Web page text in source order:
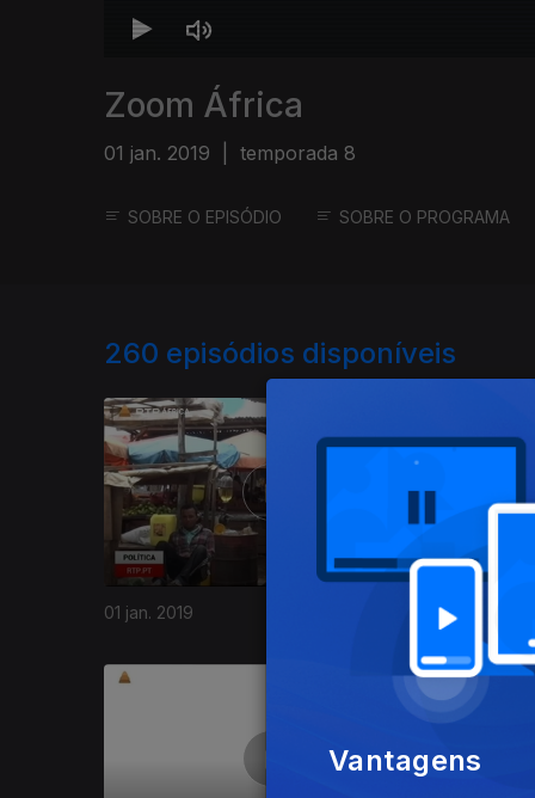
Zoom África
01 jan. 2019 temporada 8
SOBRE O EPISÓDIO SOBRE O PROGRAMA
260 episódios disponíveis
01 jan. 2019
Vantagens